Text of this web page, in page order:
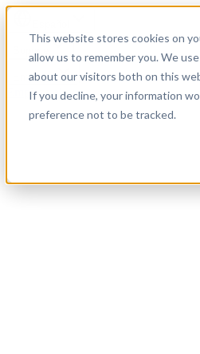
This website stores cookies on
allow us to remember you. We
about our visitors both on this
If you decline, your information
preference not to be tracked.
Soporte
Empresa
Empieza ahora